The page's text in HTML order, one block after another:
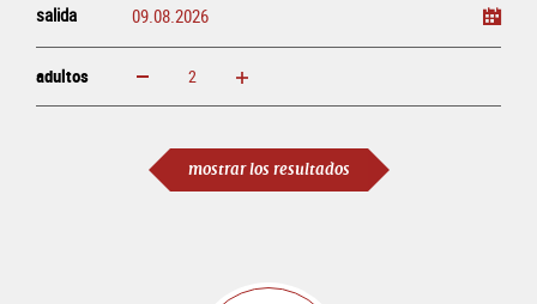
salida
adultos aumentar disminuir
mostrar los resultados